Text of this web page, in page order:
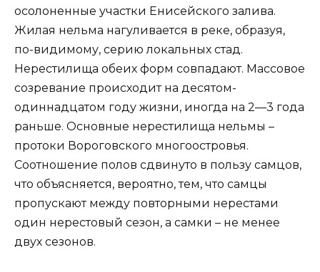
осолоненные участки Енисейского залива.
Жилая нельма нагуливается в реке, образуя,
по-видимому, серию локальных стад.
Нерестилища обеих форм совпадают. Массовое
созревание происходит на десятом-
одиннадцатом году жизни, иногда на 2—3 года
раньше. Основные нерестилища нельмы –
протоки Вороговского многоостровья.
Соотношение полов сдвинуто в пользу самцов,
что объясняется, вероятно, тем, что самцы
пропускают между повторными нерестами
один нерестовый сезон, а самки – не менее
двух сезонов.